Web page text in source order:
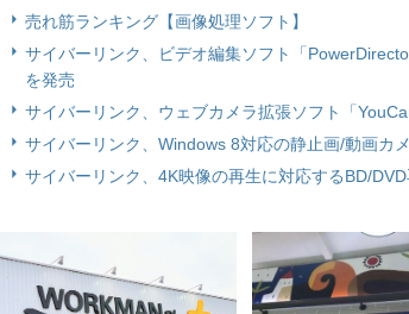
売れ筋ランキング【画像処理ソフト】
サイバーリンク、ビデオ編集ソフト「
を発売
サイバーリンク、ウェブカメラ拡張ソフト「
サイバーリンク、Windows 8対応の静止画/動画カ
サイバーリンク、4K映像の再生に対応するBD/